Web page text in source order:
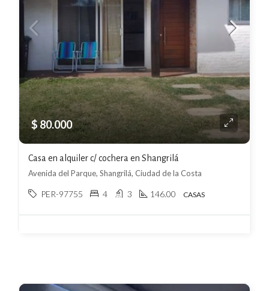
$ 80.000
Casa en alquiler c/ cochera en Shangrilá
Avenida del Parque, Shangrilá, Ciudad de la Costa
PER-97755 4 3 146.00 CASAS